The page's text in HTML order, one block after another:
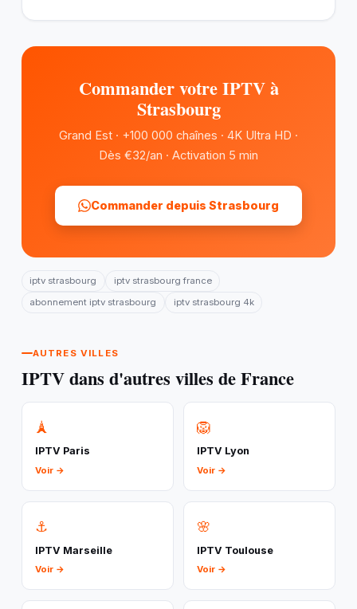
Commander votre IPTV à
Strasbourg
Grand Est · +100 000 chaînes · 4K Ultra HD ·
Dès €32/an · Activation 5 min
Commander depuis Strasbourg
iptv strasbourg
iptv strasbourg france
abonnement iptv strasbourg
iptv strasbourg 4k
AUTRES VILLES
IPTV dans d'autres villes de France
🗼
IPTV Paris
Voir →
🦁
IPTV Lyon
Voir →
⚓
IPTV Marseille
Voir →
🌸
IPTV Toulouse
Voir →